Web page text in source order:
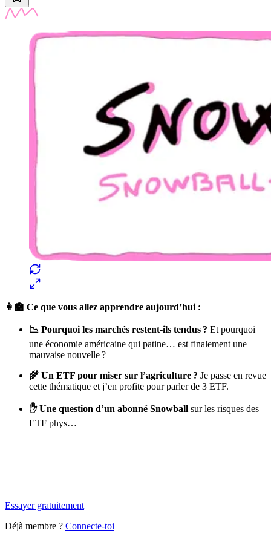
👩‍🏫 Ce que vous allez apprendre aujourd’hui :
📉 Pourquoi les marchés restent-ils tendus ? Et pourquoi
une économie américaine qui patine… est finalement une
mauvaise nouvelle ?
🌾 Un ETF pour miser sur l’agriculture ? Je passe en revue
cette thématique et j’en profite pour parler de 3 ETF.
✋ Une question d’un abonné Snowball sur les risques des
ETF phys…
Essayer gratuitement
Déjà membre ? Connecte-toi